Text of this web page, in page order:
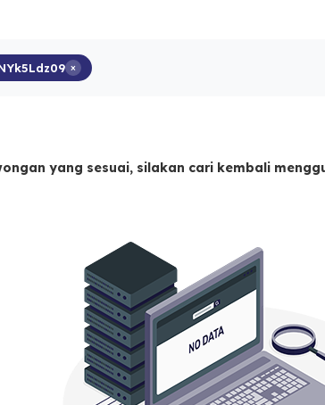
×
yang sesuai, silakan cari kembali